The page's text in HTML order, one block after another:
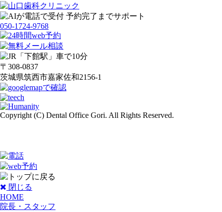
050-1724-9768
〒308-0837
茨城県筑西市嘉家佐和2156-1
Copyright (C) Dental Office Gori. All Rights Reserved.
閉じる
HOME
院長・スタッフ